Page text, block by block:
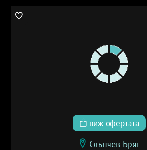
виж офертата
Слънчев Бряг